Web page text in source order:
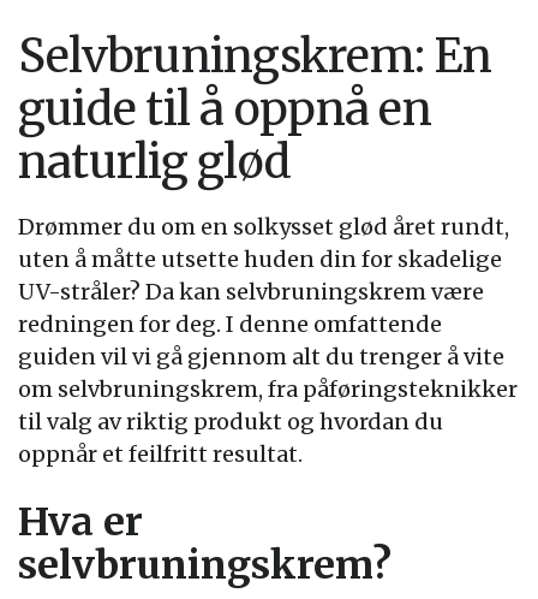
Selvbruningskrem: En
guide til å oppnå en
naturlig glød
Drømmer du om en solkysset glød året rundt,
uten å måtte utsette huden din for skadelige
UV-stråler? Da kan selvbruningskrem være
redningen for deg. I denne omfattende
guiden vil vi gå gjennom alt du trenger å vite
om selvbruningskrem, fra påføringsteknikker
til valg av riktig produkt og hvordan du
oppnår et feilfritt resultat.
Hva er
selvbruningskrem?